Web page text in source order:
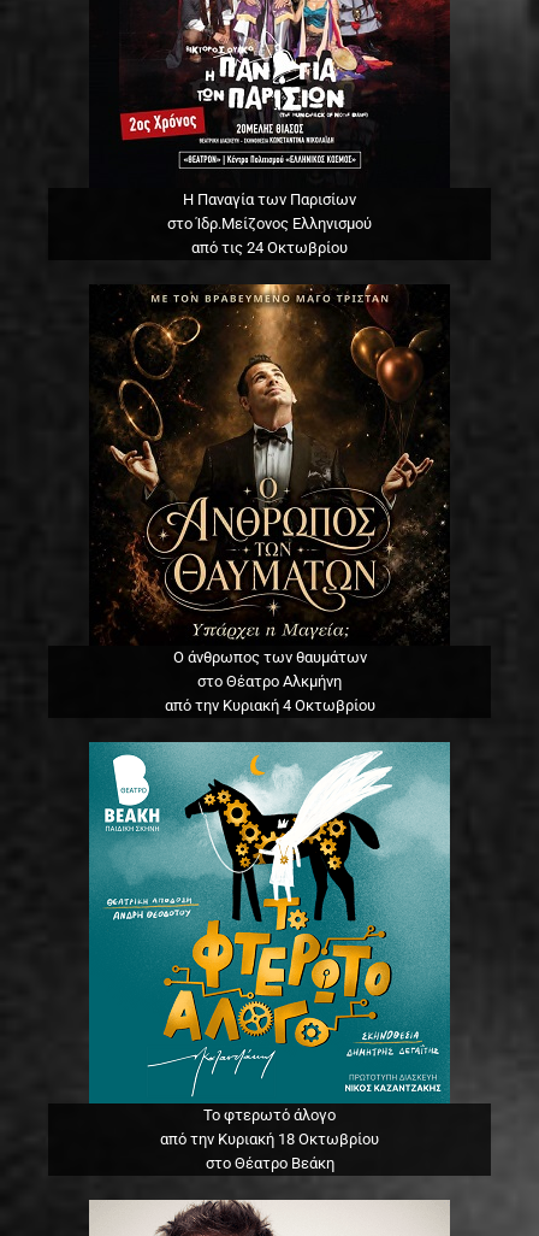
Η Παναγία των Παρισίων
στο Ίδρ.Μείζονος Ελληνισμού
από τις 24 Οκτωβρίου
Ο άνθρωπος των θαυμάτων
στο Θέατρο Αλκμήνη
από την Κυριακή 4 Οκτωβρίου
Το φτερωτό άλογο
από την Κυριακή 18 Οκτωβρίου
στο Θέατρο Βεάκη